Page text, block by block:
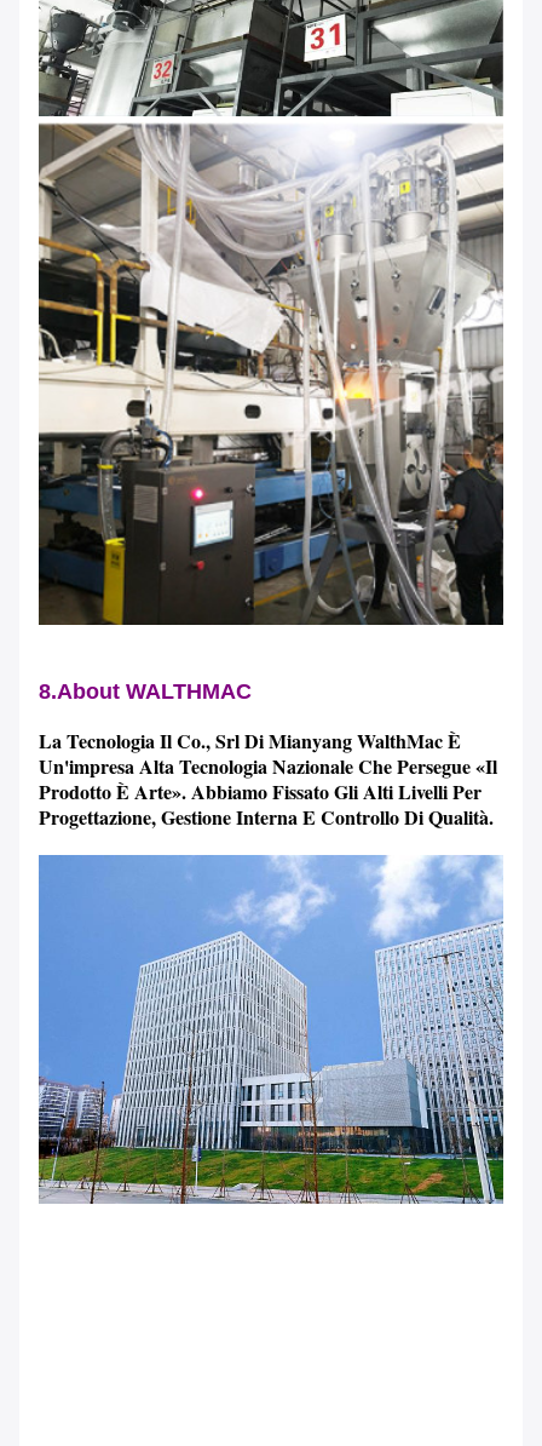
8.About WALTHMAC
La Tecnologia Il Co., Srl Di Mianyang WalthMac È
Un'impresa Alta Tecnologia Nazionale Che Persegue «il
Prodotto È Arte». Abbiamo Fissato Gli Alti Livelli Per
Progettazione, Gestione Interna E Controllo Di Qualità.